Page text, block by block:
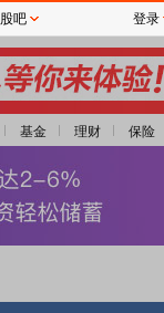
基金 理财 保险
股吧 登录